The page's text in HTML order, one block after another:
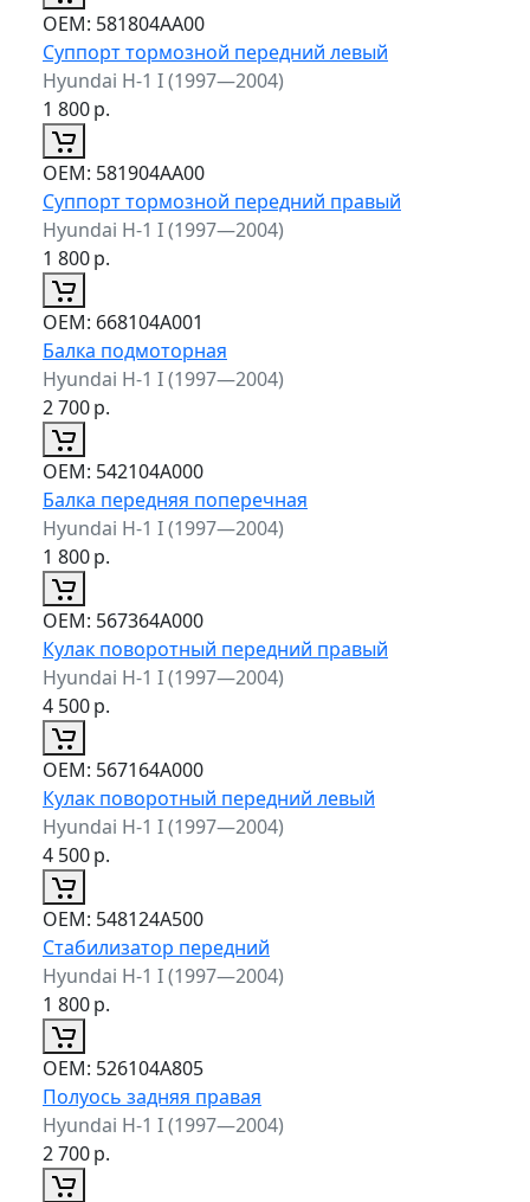
ОЕМ: 581804AA00
Суппорт тормозной передний левый
Hyundai H-1 I (1997—2004)
1 800р.
ОЕМ: 581904AA00
Суппорт тормозной передний правый
Hyundai H-1 I (1997—2004)
1 800р.
ОЕМ: 668104A001
Балка подмоторная
Hyundai H-1 I (1997—2004)
2 700р.
ОЕМ: 542104A000
Балка передняя поперечная
Hyundai H-1 I (1997—2004)
1 800р.
ОЕМ: 567364A000
Кулак поворотный передний правый
Hyundai H-1 I (1997—2004)
4 500р.
ОЕМ: 567164A000
Кулак поворотный передний левый
Hyundai H-1 I (1997—2004)
4 500р.
ОЕМ: 548124A500
Стабилизатор передний
Hyundai H-1 I (1997—2004)
1 800р.
ОЕМ: 526104A805
Полуось задняя правая
Hyundai H-1 I (1997—2004)
2 700р.